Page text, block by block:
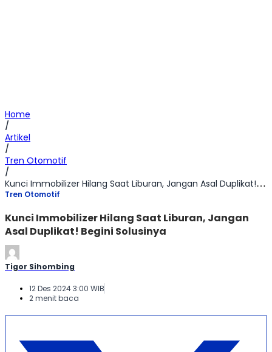
Home
/
Artikel
/
Tren Otomotif
/
Kunci Immobilizer Hilang Saat Liburan, Jangan Asal Duplikat! Begini Solusinya
Tren Otomotif
Kunci Immobilizer Hilang Saat Liburan, Jangan
Asal Duplikat! Begini Solusinya
Tigor Sihombing
12 Des 2024 3:00 WIB
2 menit baca